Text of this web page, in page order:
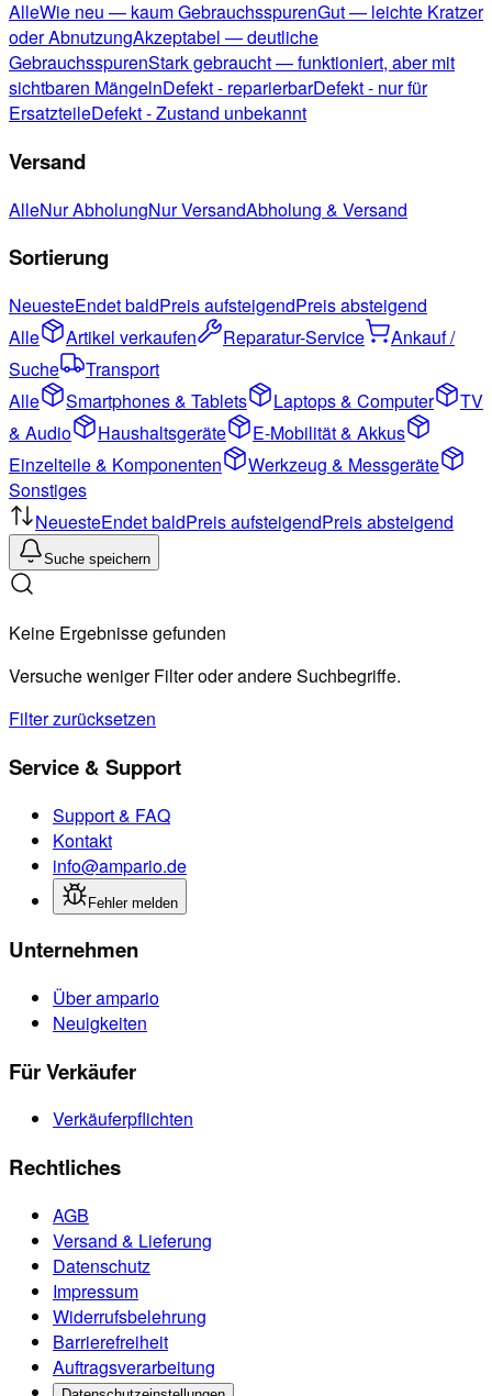
AlleWie neu — kaum GebrauchsspurenGut — leichte Kratzer
oder AbnutzungAkzeptabel — deutliche
GebrauchsspurenStark gebraucht — funktioniert, aber mit
sichtbaren MängelnDefekt - reparierbarDefekt - nur für
ErsatzteileDefekt - Zustand unbekannt
Versand
AlleNur AbholungNur VersandAbholung & Versand
Sortierung
NeuesteEndet baldPreis aufsteigendPreis absteigend
Alle
Artikel verkaufen Reparatur-Service
Ankauf /
Suche
Transport
Alle
Smartphones & Tablets Laptops & Computer
TV
& Audio
Haushaltsgeräte
E-Mobilität & Akkus
Einzelteile & Komponenten
Werkzeug & Messgeräte
Sonstiges
NeuesteEndet baldPreis aufsteigendPreis absteigend
Suche speichern
Keine Ergebnisse gefunden
Versuche weniger Filter oder andere Suchbegriffe.
Filter zurücksetzen
Service & Support
Support & FAQ
Kontakt
info@ampario.de
Fehler melden
Unternehmen
Über ampario
Neuigkeiten
Für Verkäufer
Verkäuferpflichten
Rechtliches
AGB
Versand & Lieferung
Datenschutz
Impressum
Widerrufsbelehrung
Barrierefreiheit
Auftragsverarbeitung